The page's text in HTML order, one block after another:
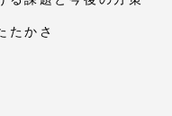
たかさ